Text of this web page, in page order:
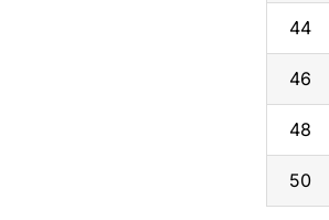
44
46
48
50